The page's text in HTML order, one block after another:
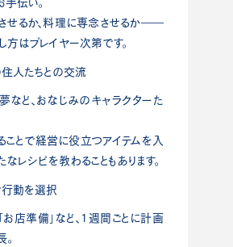
伝い。
せるか、料理に専念させるか――
はプレイヤー次第です。
人たちとの交流
など、おなじみのキャラクターた
ことで経営に役立つアイテムを入
なレシピを教わることもあります。
動を選択
「お店準備」など、1週間ごとに計画